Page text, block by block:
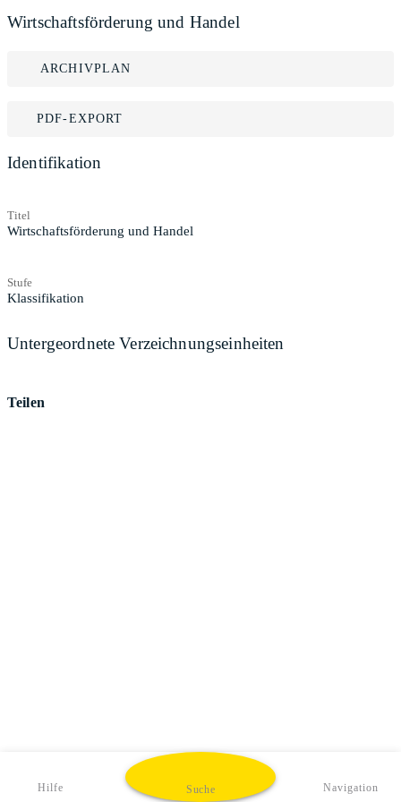
Wirtschaftsförderung und Handel
ARCHIVPLAN
PDF-EXPORT
Identifikation
Titel
Wirtschaftsförderung und Handel
Stufe
Klassifikation
Untergeordnete Verzeichnungseinheiten
Teilen
Hilfe Suche Navigation